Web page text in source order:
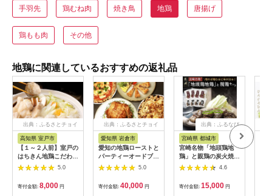
手羽先 鶏むね肉 焼き鳥 地鶏 唐揚げ
鶏もも肉 その他
地鶏に関連しているおすすめの返礼品
出典：ふるさとチョイ
高知県 室戸市
【１～２人前】室戸の
はちきん地鶏こだわり
鍋セット
5.0
寄付金額: 8,000 円
出典：ふるさとチョイ
愛知県 岩倉市
愛知の地鶏ローストと
パーティーオードブル
セット
5.0
寄付金額: 40,000 円
出典：ふるなび
宮崎県 都城市
宮崎名物「地頭鶏地
鶏」と親鶏の炭火焼セ
ット_MJ-7806_(都城
(じとっこ/親鳥) 各
100g×4P 合計8パッ
4.6
寄付金額: 15,000 円